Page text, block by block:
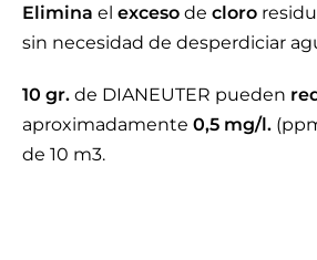
Elimina el exceso de cloro
sin necesidad de desperdiciar
10 gr. de DIANEUTER pueden
aproximadamente 0,5 mg/l.
de 10 m3.